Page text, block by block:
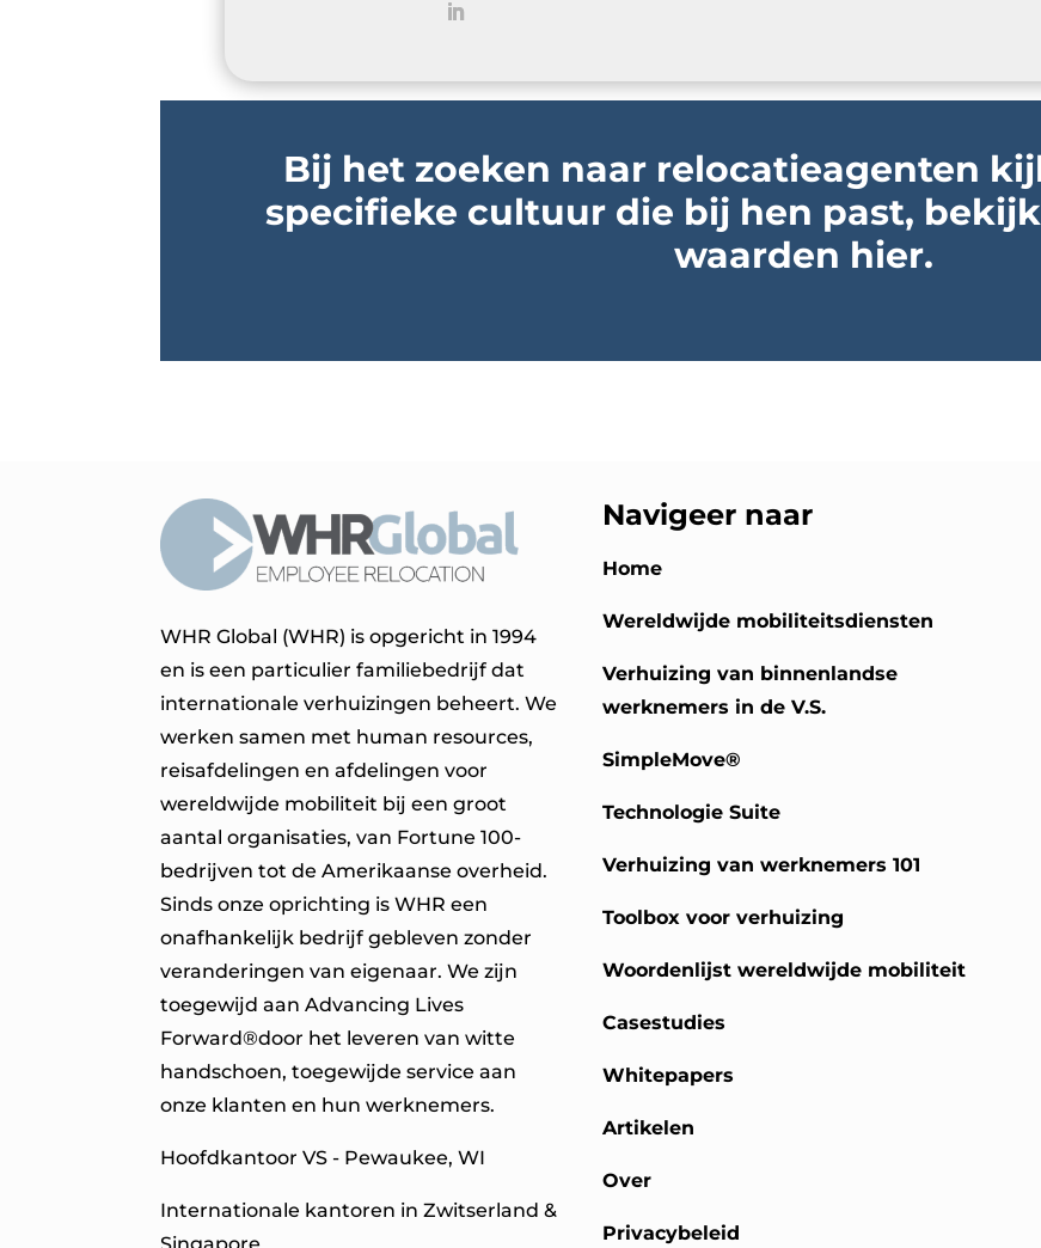
Bij het zoeken naar relocatieagenten
specifieke cultuur die bij hen past,
waarden hier.
WHR Global (WHR) is opgericht in 1994
en is een particulier familiebedrijf dat
internationale verhuizingen beheert. We
werken samen met human resources,
reisafdelingen en afdelingen voor
wereldwijde mobiliteit bij een groot
aantal organisaties, van Fortune 100-
bedrijven tot de Amerikaanse overheid.
Sinds onze oprichting is WHR een
onafhankelijk bedrijf gebleven zonder
veranderingen van eigenaar. We zijn
toegewijd aan Advancing Lives
Forward®door het leveren van witte
handschoen, toegewijde service aan
onze klanten en hun werknemers.
Hoofdkantoor VS - Pewaukee, WI
Internationale kantoren in Zwitserland &
Navigeer naar
Home
Wereldwijde mobiliteitsdiensten
Verhuizing van binnenlandse
werknemers in de V.S.
SimpleMove®
Technologie Suite
Verhuizing van werknemers 101
Toolbox voor verhuizing
Woordenlijst wereldwijde mobiliteit
Casestudies
Whitepapers
Artikelen
Over
Privacybeleid